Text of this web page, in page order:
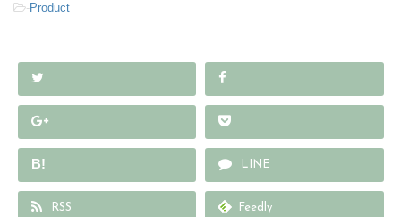
-Product
B! LINE
RSS Feedly